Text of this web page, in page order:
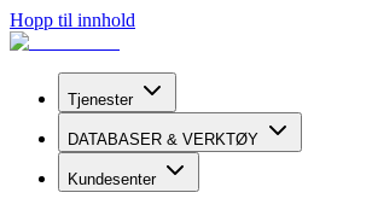
Hopp til innhold
Tjenester
DATABASER & VERKTØY
Kundesenter